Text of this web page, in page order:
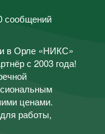
сообщений
в Орле «НИКС»
с 2003 года!
ценами.
работы,